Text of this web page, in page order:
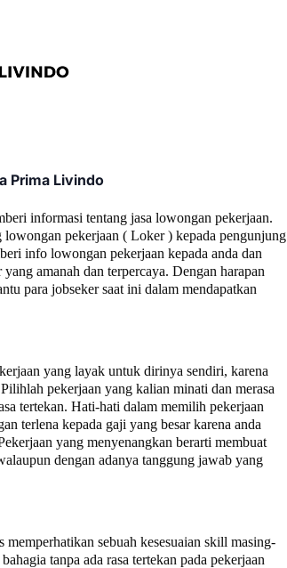
Prima Livindo
informasi tentang jasa lowongan pekerjaan.
pekerjaan ( Loker ) kepada pengunjung
info lowongan pekerjaan kepada anda dan
amanah dan terpercaya. Dengan harapan
para jobseker saat ini dalam mendapatkan
yang layak untuk dirinya sendiri, karena
pekerjaan yang kalian minati dan merasa
tertekan. Hati-hati dalam memilih pekerjaan
terlena kepada gaji yang besar karena anda
yang menyenangkan berarti membuat
dengan adanya tanggung jawab yang
memperhatikan sebuah kesesuaian skill masing-
tanpa ada rasa tertekan pada pekerjaan